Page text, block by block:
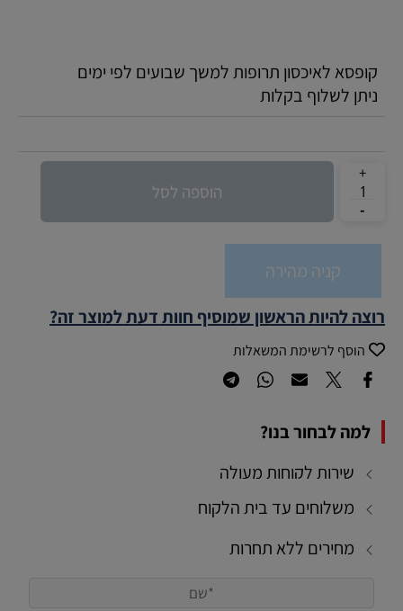
קופסא לאיכסון תרופות למשך שבועים לפי ימים
ניתן לשלוף בקלות
הוספה לסל
קניה מהירה
רוצה להיות הראשון שמוסיף חוות דעת למוצר זה?
הוסף לרשימת המשאלות
למה לבחור בנו?
שירות לקוחות מעולה
משלוחים עד בית הלקוח
מחירים ללא תחרות